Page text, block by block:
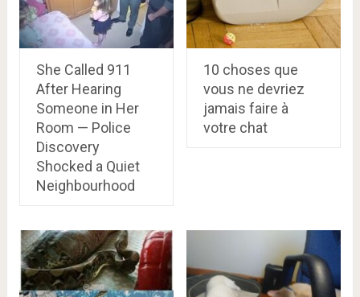
She Called 911
After Hearing
Someone in Her
Room — Police
Discovery
Shocked a Quiet
Neighbourhood
10 choses que
vous ne devriez
jamais faire à
votre chat